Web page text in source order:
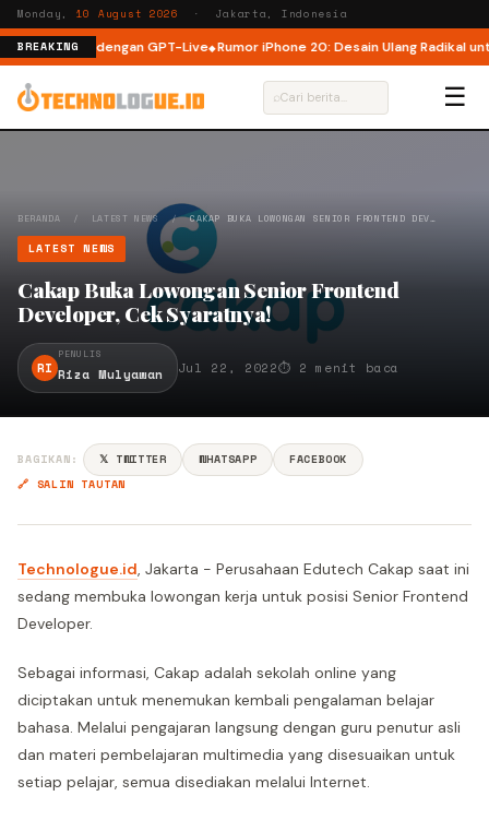
Monday, 10 August 2026 · Jakarta, Indonesia
BREAKING
Natural dengan GPT-Live Rumor iPhone 20: Desain Ulang Radikal
⌕ ☰
BERANDA / LATEST NEWS /CAKAP BUKA LOWONGAN SENIOR FRONTEND DEV…
LATEST NEWS
Cakap Buka Lowongan Senior Frontend
Developer, Cek Syaratnya!
RI
PENULIS
Riza Mulyawan Jul 22, 2022⏱ 2 menit baca
BAGIKAN: 𝕏 TWITTER WHATSAPP
FACEBOOK
🔗 SALIN TAUTAN
Technologue.id, Jakarta - Perusahaan Edutech Cakap saat ini
sedang membuka lowongan kerja untuk posisi Senior Frontend
Developer.
Sebagai informasi, Cakap adalah sekolah online yang
diciptakan untuk menemukan kembali pengalaman belajar
bahasa. Melalui pengajaran langsung dengan guru penutur asli
dan materi pembelajaran multimedia yang disesuaikan untuk
setiap pelajar, semua disediakan melalui Internet.